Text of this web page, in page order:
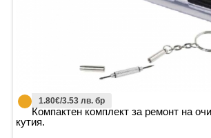
1.80€/3.53 лв. бр
Компактен комплект за ремонт на
кутия.